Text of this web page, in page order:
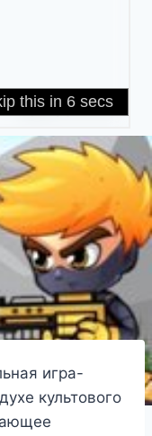
игра-
культового